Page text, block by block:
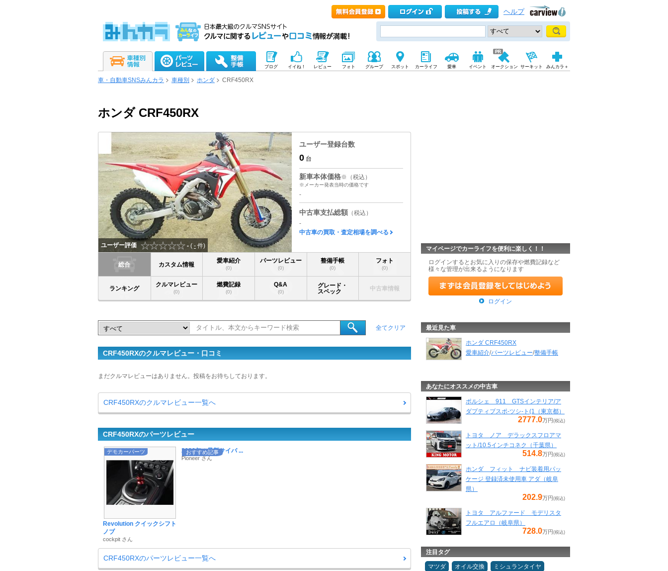
ヘルプ
ブログ イイね！ レビュー フォト グループ スポット カーライフ 愛車 イベント オークション サーキット みんカラ＋
車・自動車SNSみんカラ 車種別 ホンダ CRF450RX
ホンダ CRF450RX
ユーザー評価 - ( - 件)
ユーザー登録台数
0 台
新車本体価格※（税込）
※メーカー発表当時の価格です
-
中古車支払総額 （税込）
-
中古車の買取・査定相場を調べる
総合 カスタム情報
愛車紹介
(0)
パーツレビュー
(0)
整備手帳
(0)
フォト
(0)
ランキング
クルマレビュー
(0)
燃費記録
(0)
Q&A
(0)
グレード・
スペック
中古車情報
全てクリア
CRF450RXのクルマレビュー・口コミ
まだクルマレビューはありません。投稿をお待ちしております。
CRF450RXのクルマレビュー一覧へ
CRF450RXのパーツレビュー
デモカーパーツ
Revolution クイックシフト
ノブ
cockpit さん
おすすめ記事
2026年の最新サイバ ...
Pioneer さん
CRF450RXのパーツレビュー一覧へ
マイページでカーライフを便利に楽しく！！
ログインするとお気に入りの保存や燃費記録など
様々な管理が出来るようになります
ログイン
最近見た車
ホンダ CRF450RX
愛車紹介/パーツレビュー/整備手帳
あなたにオススメの中古車
ポルシェ 911 GTSインテリア/ア
ダプティブスポ-ツシ-ト(1（東京都）
2777.0万円 (税込)
トヨタ ノア デラックスフロアマ
ット/10.5インチコネク（千葉県）
514.8万円 (税込)
ホンダ フィット ナビ装着用パッ
ケージ 登録済未使用車 アダ（岐阜
県）
202.9万円 (税込)
トヨタ アルファード モデリスタ
フルエアロ（岐阜県）
728.0万円 (税込)
注目タグ
マツダ オイル交換
ミシュランタイヤ